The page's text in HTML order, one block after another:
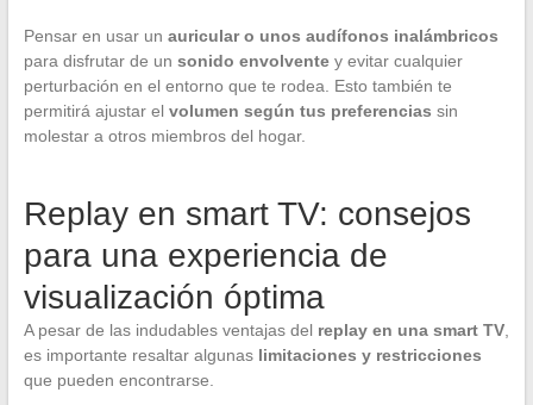
Pensar en usar un auricular o unos audífonos inalámbricos
para disfrutar de un sonido envolventey evitar cualquier
perturbación en el entorno que te rodea. Esto también te
permitirá ajustar el volumen según tus preferencias sin
molestar a otros miembros del hogar.
Replay en smart TV: consejos
para una experiencia de
visualización óptima
A pesar de las indudables ventajas del replay en una smart TV,
es importante resaltar algunas limitaciones y restricciones
que pueden encontrarse.